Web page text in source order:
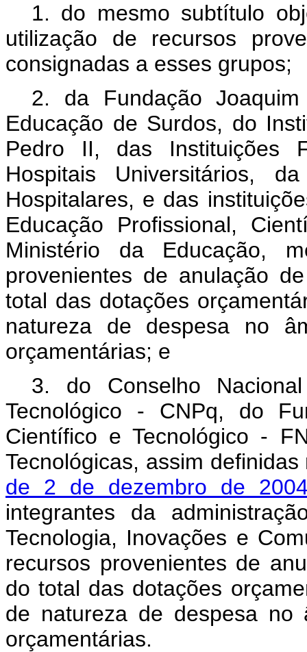
1. do mesmo subtítulo
utilização de recursos
consignadas a esses grupos;
2. da Fundação
Educação de Surdos, do
Pedro II, das Instituições
Hospitais Universitários,
Hospitalares, e das
Educação Profissional,
Ministério da Educação,
provenientes de anulação
total das dotações
natureza de despesa no
orçamentárias; e
3. do Conselho
Tecnológico - CNPq, do
Científico e Tecnológico -
Tecnológicas, assim
de 2 de dezembro de
integrantes da
Tecnologia, Inovações e
recursos provenientes de
do total das dotações
de natureza de despesa no
orçamentárias.